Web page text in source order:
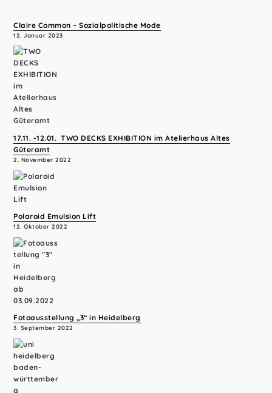
Claire Common – Sozialpolitische Mode
12. Januar 2023
17.11. -12.01. TWO DECKS EXHIBITION im Atelierhaus Altes
Güteramt
2. November 2022
Polaroid Emulsion Lift
12. Oktober 2022
Fotoausstellung „3“ in Heidelberg
3. September 2022